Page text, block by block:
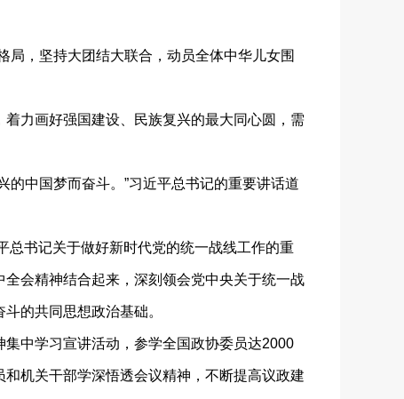
，坚持大团结大联合，动员全体中华儿女围
力画好强国建设、民族复兴的最大同心圆，需
中国梦而奋斗。”习近平总书记的重要讲话道
书记关于做好新时代党的统一战线工作的重
会精神结合起来，深刻领会党中央关于统一战
的共同思想政治基础。
中学习宣讲活动，参学全国政协委员达2000
机关干部学深悟透会议精神，不断提高议政建